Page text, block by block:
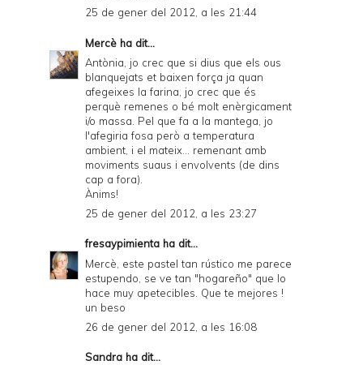
25 de gener del 2012, a les 21:44
Mercè ha dit...
Antònia, jo crec que si dius que els ous
blanquejats et baixen força ja quan
afegeixes la farina, jo crec que és
perquè remenes o bé molt enèrgicament
i/o massa. Pel que fa a la mantega, jo
l'afegiria fosa però a temperatura
ambient, i el mateix... remenant amb
moviments suaus i envolvents (de dins
cap a fora).
Ànims!
25 de gener del 2012, a les 23:27
fresaypimienta ha dit...
Mercè, este pastel tan rústico me parece
estupendo, se ve tan "hogareño" que lo
hace muy apetecibles. Que te mejores !
un beso
26 de gener del 2012, a les 16:08
Sandra ha dit...